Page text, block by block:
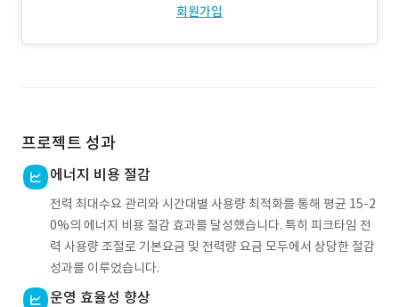
회원가입
프로젝트 성과
에너지 비용 절감
전력 최대수요 관리와 시간대별 사용량 최적화를 통해 평균 15-2
0%의 에너지 비용 절감 효과를 달성했습니다. 특히 피크타임 전
력 사용량 조절로 기본요금 및 전력량 요금 모두에서 상당한 절감
성과를 이루었습니다.
운영 효율성 향상